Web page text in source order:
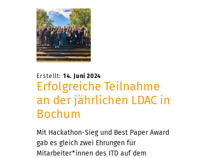
Erstellt: 14. Juni 2024
Erfolgreiche Teilnahme
an der jährlichen LDAC in
Bochum
Mit Hackathon-Sieg und Best Paper Award
gab es gleich zwei Ehrungen für
Mitarbeiter*innen des ITD auf dem